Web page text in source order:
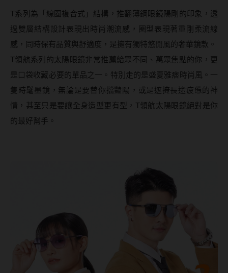
韓國隱眼品牌
CalmeD'or曦迪
IDIFF
LENSME
oddI's
隱眼濕潤液
硬式專用藥水
T系列為「線圈複合式」結構，推翻薄鋼眼鏡陽剛的印象，透
過雙層結構設計表現出時尚潮流感，圈型表現著重剛柔流線
感，同時保有品質與舒適度，是擁有獨特悠閒風的奢華鏡款。
T領航系列的太陽眼鏡非常推薦給眾不同、萬眾焦點的你，更
是口袋收藏必要的單品之一。特別走的是盛夏雅痞時尚風。一
隻時髦墨鏡，無論是要替你擋豔陽，或是遮掩長途疲憊的神
情，甚至只是要讓全身造型更有型，T領航太陽眼鏡絕對是你
的最好幫手。